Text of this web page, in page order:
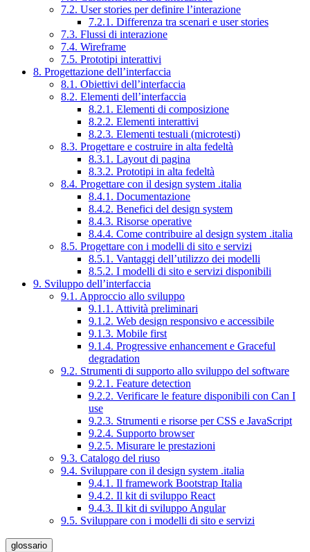
7.2. User stories per definire l’interazione
7.2.1. Differenza tra scenari e user stories
7.3. Flussi di interazione
7.4. Wireframe
7.5. Prototipi interattivi
8. Progettazione dell’interfaccia
8.1. Obiettivi dell’interfaccia
8.2. Elementi dell’interfaccia
8.2.1. Elementi di composizione
8.2.2. Elementi interattivi
8.2.3. Elementi testuali (microtesti)
8.3. Progettare e costruire in alta fedeltà
8.3.1. Layout di pagina
8.3.2. Prototipi in alta fedeltà
8.4. Progettare con il design system .italia
8.4.1. Documentazione
8.4.2. Benefici del design system
8.4.3. Risorse operative
8.4.4. Come contribuire al design system .italia
8.5. Progettare con i modelli di sito e servizi
8.5.1. Vantaggi dell’utilizzo dei modelli
8.5.2. I modelli di sito e servizi disponibili
9. Sviluppo dell’interfaccia
9.1. Approccio allo sviluppo
9.1.1. Attività preliminari
9.1.2. Web design responsivo e accessibile
9.1.3. Mobile first
9.1.4. Progressive enhancement e Graceful
degradation
9.2. Strumenti di supporto allo sviluppo del software
9.2.1. Feature detection
9.2.2. Verificare le feature disponibili con Can I
use
9.2.3. Strumenti e risorse per CSS e JavaScript
9.2.4. Supporto browser
9.2.5. Misurare le prestazioni
9.3. Catalogo del riuso
9.4. Sviluppare con il design system .italia
9.4.1. Il framework Bootstrap Italia
9.4.2. Il kit di sviluppo React
9.4.3. Il kit di sviluppo Angular
9.5. Sviluppare con i modelli di sito e servizi
glossario